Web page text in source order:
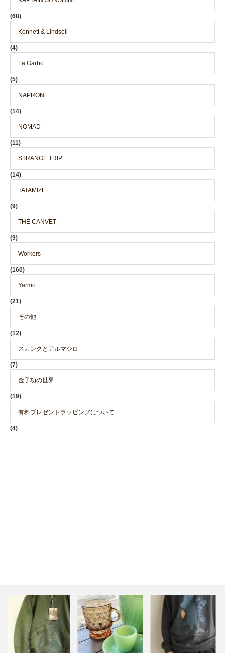
(68)
Kennett & Lindsell
(4)
La Garbo
(5)
NAPRON
(14)
NOMAD
(11)
STRANGE TRIP
(14)
TATAMIZE
(9)
THE CANVET
(9)
Workers
(160)
Yarmo
(21)
その他
(12)
スカンクとアルマジロ
(7)
金子功の世界
(19)
有料プレゼントラッピングについて
(4)